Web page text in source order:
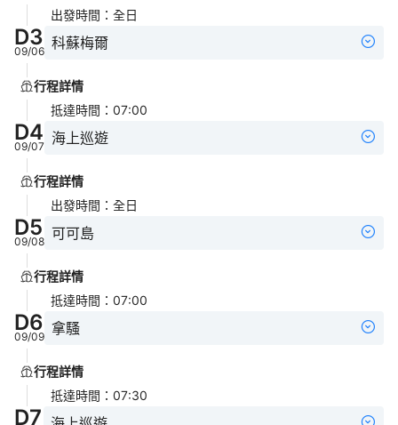
出發時間 ： 全日
D3
09/06 科蘇梅爾
行程詳情
抵達時間 ： 07:00
D4
09/07 海上巡遊
行程詳情
出發時間 ： 全日
D5
09/08 可可島
行程詳情
抵達時間 ： 07:00
D6
09/09 拿騷
行程詳情
抵達時間 ： 07:30
D7